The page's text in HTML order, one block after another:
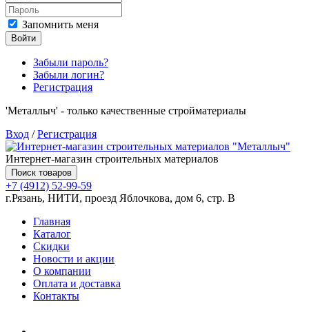
Запомнить меня
Войти
Забыли пароль?
Забыли логин?
Регистрация
'Металлыч' - только качественные стройматериалы
Вход /Регистрация
Интернет-магазин строительных материалов
Поиск товаров
+7 (4912) 52-99-59
г.Рязань, НИТИ, проезд Яблочкова, дом 6, стр. В
Главная
Каталог
Скидки
Новости и акции
О компании
Оплата и доставка
Контакты